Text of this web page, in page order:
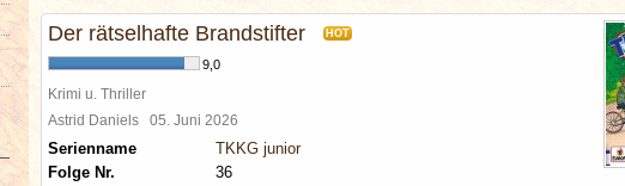
Der rätselhafte Brandstifter HOT
9,0
Krimi u. Thriller
Astrid Daniels 05. Juni 2026
Serienname
TKKG junior
Folge Nr.
36